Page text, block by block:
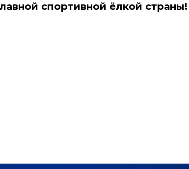
спортивной ёлкой страны!